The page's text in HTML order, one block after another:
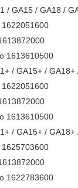
/ GA15 / GA18 /
1613610500
/ GA15+ / GA18+
1613610500
/ GA15+ /
1622783600